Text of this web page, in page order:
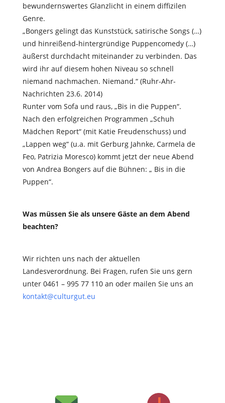
bewundernswertes Glanzlicht in einem diffizilen
Genre.
„Bongers gelingt das Kunststück, satirische Songs (…)
und hinreißend-hintergründige Puppencomedy (…)
äußerst durchdacht miteinander zu verbinden. Das
wird ihr auf diesem hohen Niveau so schnell
niemand nachmachen. Niemand.“ (Ruhr-Ahr-
Nachrichten 23.6. 2014)
Runter vom Sofa und raus, „Bis in die Puppen“.
Nach den erfolgreichen Programmen „Schuh
Mädchen Report“ (mit Katie Freudenschuss) und
„Lappen weg“ (u.a. mit Gerburg Jahnke, Carmela de
Feo, Patrizia Moresco) kommt jetzt der neue Abend
von Andrea Bongers auf die Bühnen: „ Bis in die
Puppen“.
Was müssen Sie als unsere Gäste an dem Abend
beachten?
Wir richten uns nach der aktuellen
Landesverordnung. Bei Fragen, rufen Sie uns gern
unter 0461 – 995 77 110 an oder mailen Sie uns an
kontakt@culturgut.eu